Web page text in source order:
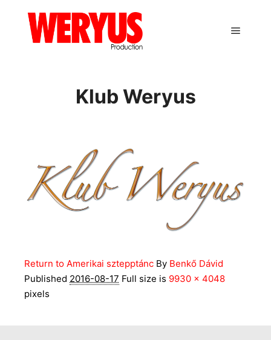
Klub Weryus
Return to Amerikai sztepptánc By Benkő Dávid
Published 2016-08-17 Full size is 9930 × 4048
pixels